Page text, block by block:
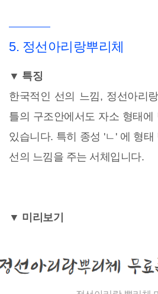
5. 정선아리랑뿌리체
▼ 특징
한국적인 선의 느낌, 정선아리
틀의 구조안에서도 자소 형태에
있습니다. 특히 종성 'ㄴ' 에 형
선의 느낌을 주는 서체입니다.
▼ 미리보기